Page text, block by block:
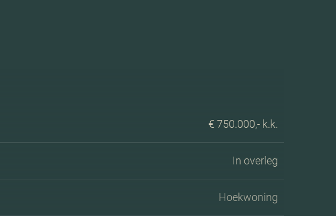
€ 750.000,- k.k.
In overleg
Hoekwoning